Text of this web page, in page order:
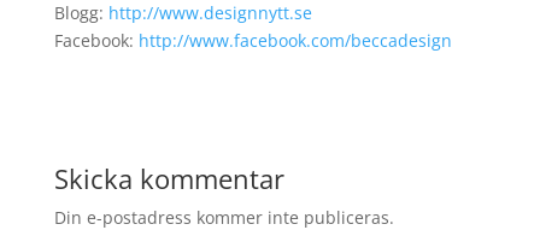
Blogg: http://www.designnytt.se
Facebook: http://www.facebook.com/beccadesign
Skicka kommentar
Din e-postadress kommer inte publiceras.